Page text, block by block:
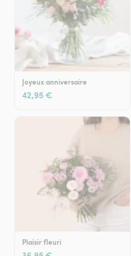
Joyeux anniversaire
42,95 €
Plaisir fleuri